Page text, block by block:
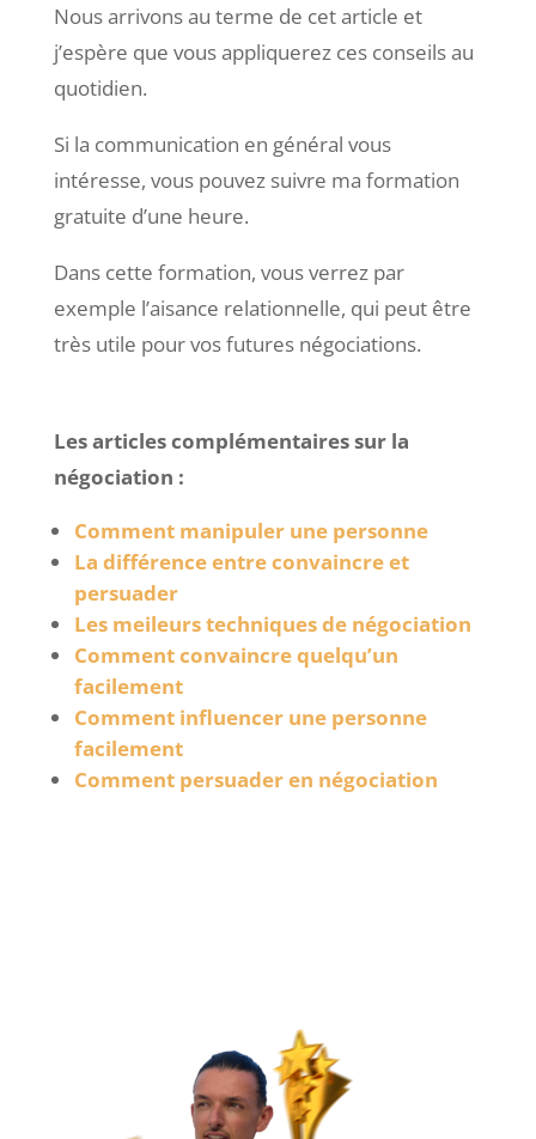
Nous arrivons au terme de cet article et
j’espère que vous appliquerez ces conseils au
quotidien.
Si la communication en général vous
intéresse, vous pouvez suivre ma formation
gratuite d’une heure.
Dans cette formation, vous verrez par
exemple l’aisance relationnelle, qui peut être
très utile pour vos futures négociations.
Les articles complémentaires sur la
négociation :
Comment manipuler une personne
La différence entre convaincre et
persuader
Les meileurs techniques de négociation
Comment convaincre quelqu’un
facilement
Comment influencer une personne
facilement
Comment persuader en négociation